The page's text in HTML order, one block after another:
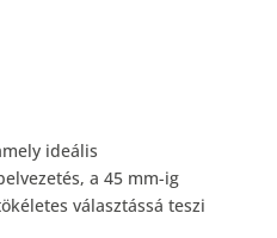
ideális
a 45 mm-ig
választássá teszi